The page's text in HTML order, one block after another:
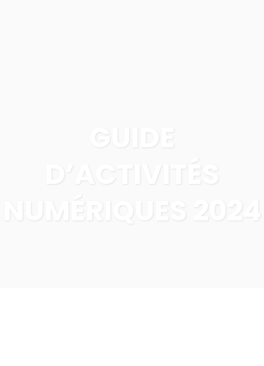
GUIDE
D’ACTIVITÉS
NUMÉRIQUES 2024